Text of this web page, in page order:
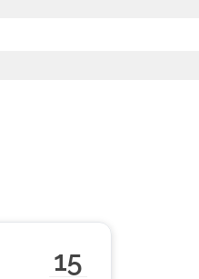
15